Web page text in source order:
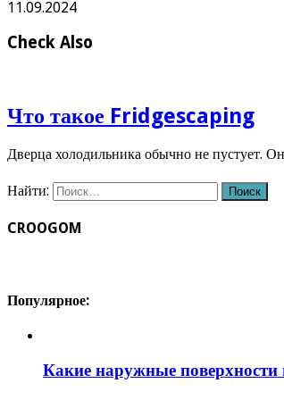
11.09.2024
Check Also
Что такое Fridgescaping
Дверца холодильника обычно не пустует.
Найти:
CROOGOM
Популярное:
Какие наружные